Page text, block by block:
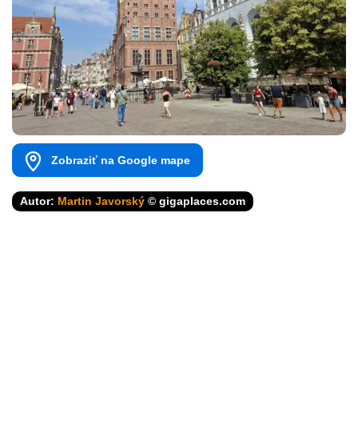
Zobraziť na Google mape
Autor: Martin Javorský © gigaplaces.com